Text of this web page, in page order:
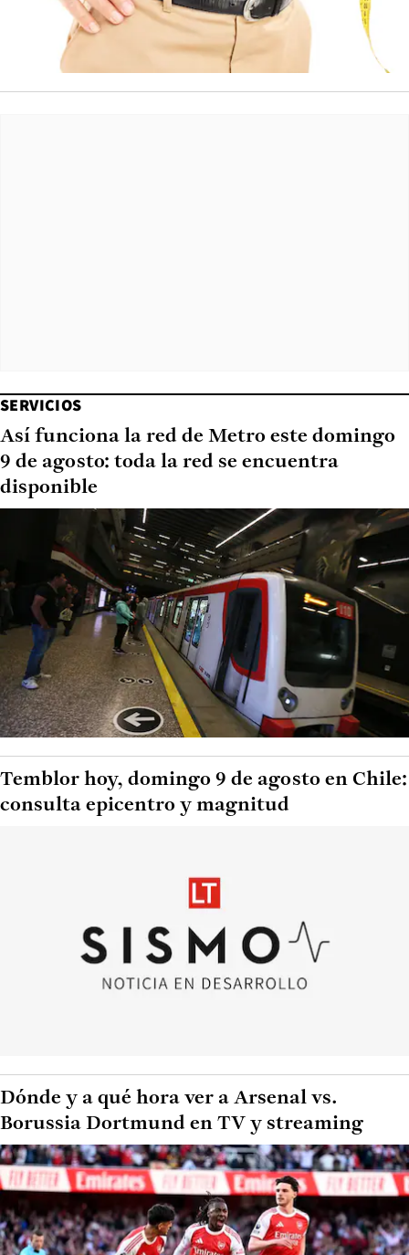
SERVICIOS
Así funciona la red de Metro este domingo
9 de agosto: toda la red se encuentra
disponible
Temblor hoy, domingo 9 de agosto en Chile:
consulta epicentro y magnitud
Dónde y a qué hora ver a Arsenal vs.
Borussia Dortmund en TV y streaming